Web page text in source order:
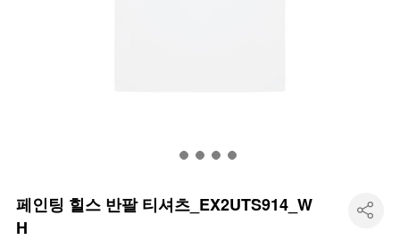
페인팅 힐스 반팔 티셔츠_EX2UTS914_W
H